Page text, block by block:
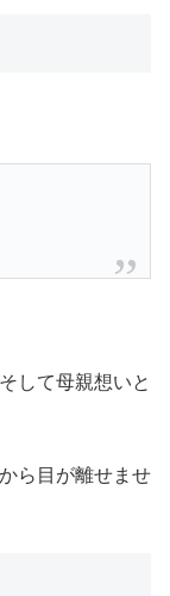
して母親想いと
ら目が離せませ